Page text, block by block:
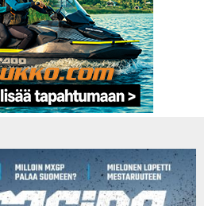
YHTEYSTIEDOT